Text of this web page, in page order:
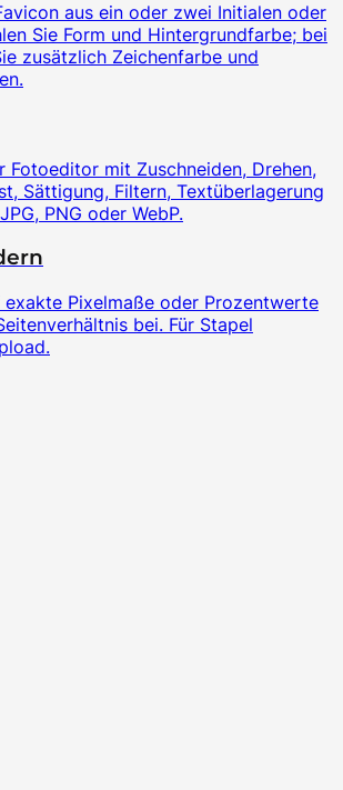
aus ein oder zwei Initialen oder
Sie Form und Hintergrundfarbe; bei
zusätzlich Zeichenfarbe und
Fotoeditor mit Zuschneiden, Drehen,
Sättigung, Filtern, Textüberlagerung
PNG oder WebP.
Pixelmaße oder Prozentwerte
bei. Für Stapel